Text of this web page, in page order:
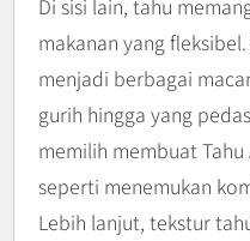
makanan yang
menjadi berbagai
gurih hingga yang
memilih membuat Tahu
seperti menemukan
Lebih lanjut, tekstur